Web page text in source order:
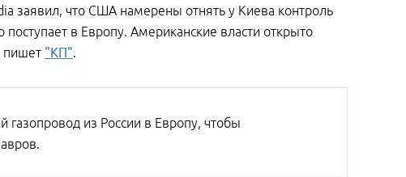
заявил, что США намерены отнять у Киева контроль
поступает в Европу. Американские власти открыто
пишет "КП".
из России в Европу, чтобы